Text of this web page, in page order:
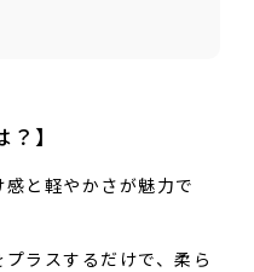
】
と軽やかさが魅力で
ラスするだけで、柔ら